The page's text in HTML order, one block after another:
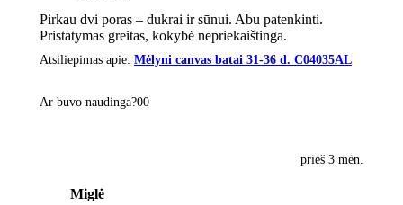
Pirkau dvi poras – dukrai ir sūnui. Abu patenkinti.
Pristatymas greitas, kokybė nepriekaištinga.
Atsiliepimas apie: Mėlyni canvas batai 31-36 d. C04035AL
Ar buvo naudinga?00
prieš 3 mėn.
Miglė